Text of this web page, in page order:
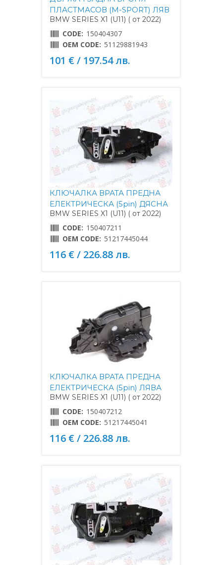
ПЛАСТМАСОВ (M-SPORT) ЛЯВ
BMW SERIES X1 (U11) ( от 2022)
CODE: 150404307
OEM CODE: 51129881943
101 € / 197.54 лв.
КЛЮЧАЛКА ВРАТА ПРЕДНА
ЕЛЕКТРИЧЕСКА (5pin) ДЯСНА
BMW SERIES X1 (U11) ( от 2022)
CODE: 150407211
OEM CODE: 51217445044
116 € / 226.88 лв.
КЛЮЧАЛКА ВРАТА ПРЕДНА
ЕЛЕКТРИЧЕСКА (5pin) ЛЯВА
BMW SERIES X1 (U11) ( от 2022)
CODE: 150407212
OEM CODE: 51217445041
116 € / 226.88 лв.